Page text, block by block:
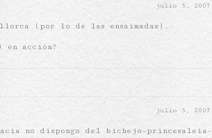
julio 5, 2007
(por lo de las ensaimadas).
en acción?
julio 5, 2007
no dispongo del bichejo-princesaleia-